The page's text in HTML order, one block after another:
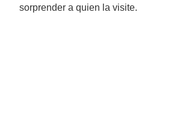
sorprender a quien la visite.